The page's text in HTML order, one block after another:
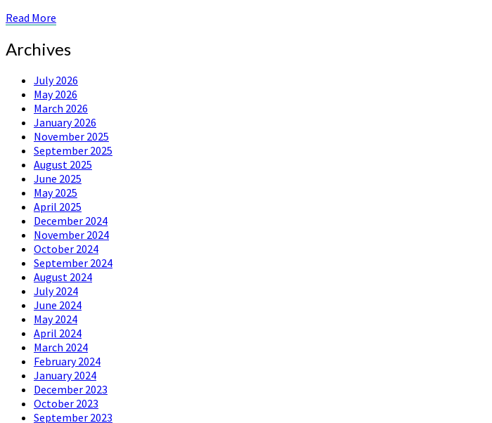
Read More
Archives
July 2026
May 2026
March 2026
January 2026
November 2025
September 2025
August 2025
June 2025
May 2025
April 2025
December 2024
November 2024
October 2024
September 2024
August 2024
July 2024
June 2024
May 2024
April 2024
March 2024
February 2024
January 2024
December 2023
October 2023
September 2023